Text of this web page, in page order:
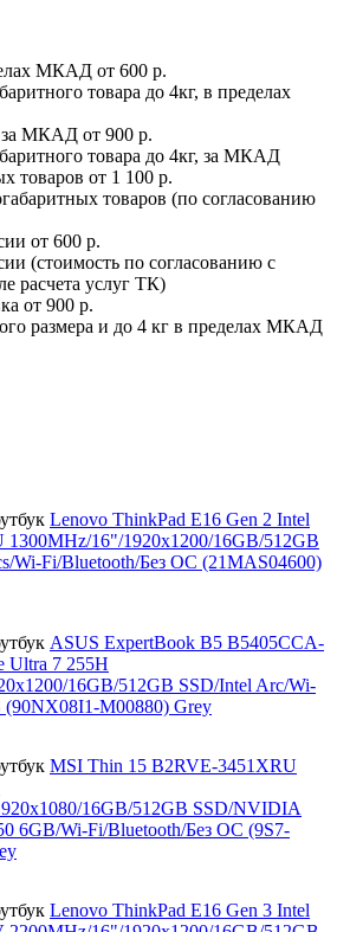
МКАД от 600 р.
товара до 4кг, в пределах
за МКАД от 900 р.
товара до 4кг, за МКАД
товаров от 1 100 р.
товаров (по согласованию
от 600 р.
(стоимость по согласованию с
расчета услуг ТК)
от 900 р.
размера и до 4 кг в пределах МКАД
Lenovo ThinkPad E16 Gen 2 Intel
1300MHz/16"/1920x1200/16GB/512GB
Wi-Fi/Bluetooth/Без ОС (21MAS04600)
ASUS ExpertBook B5 B5405CCA-
Ultra 7 255H
16GB/512GB SSD/Intel Arc/Wi-
(90NX08I1-M00880) Grey
MSI Thin 15 B2RVE-3451XRU
16GB/512GB SSD/NVIDIA
6GB/Wi-Fi/Bluetooth/Без ОС (9S7-
Lenovo ThinkPad E16 Gen 3 Intel